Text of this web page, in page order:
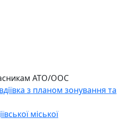
АТО/ООС
з планом зонування та
міської